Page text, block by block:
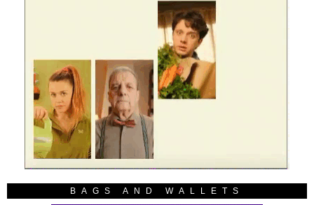
BAGS AND WALLETS